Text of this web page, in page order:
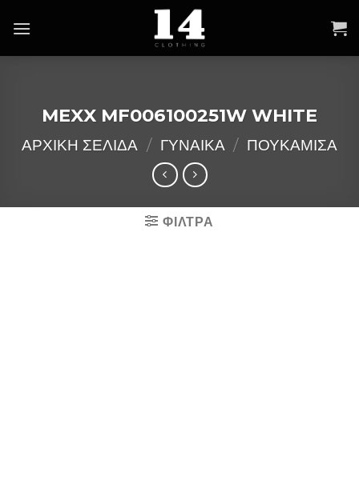
MEXX MF006100251W WHITE
ΑΡΧΙΚΉ ΣΕΛΊΔΑ / ΓΥΝΑΙΚΑ / ΠΟΥΚΑΜΙΣΑ
ΦΙΛΤΡΑ